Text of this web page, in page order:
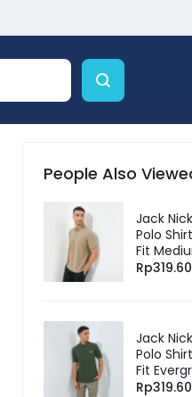
People Also
Jack
Polo
Fit
Rp
Jack
Polo
Fit
Rp